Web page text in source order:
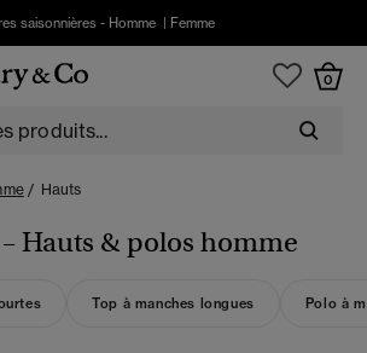
saisonnières - Homme Femme
0
Hauts
– Hauts & polos homme
Top à manches longues Polo à